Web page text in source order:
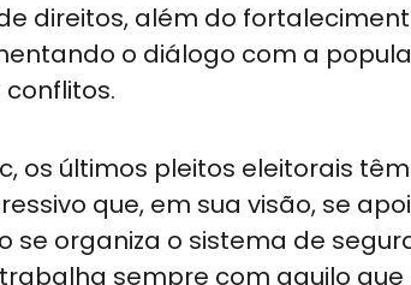
direitos, além do
o diálogo com a
os últimos pleitos eleitorais
que, em sua visão, se
organiza o sistema de
sempre com aquilo